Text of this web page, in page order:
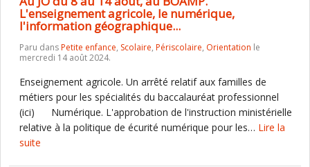
L'enseignement agricole, le numérique,
l'information géographique...
Paru dansPetite enfance, Scolaire, Périscolaire, Orientation le
mercredi 14 août 2024.
Enseignement agricole. Un arrêté relatif aux familles de
métiers pour les spécialités du baccalauréat professionnel
(ici) Numérique. L'approbation de l'instruction ministérielle
relative à la politique de écurité numérique pour les… Lire la
suite